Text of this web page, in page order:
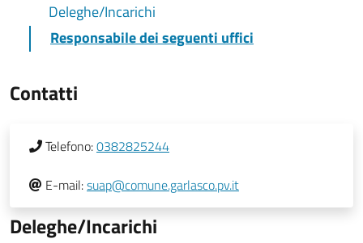
Deleghe/Incarichi
Responsabile dei seguenti uffici
Contatti
Telefono:0382825244
E-mail:suap@comune.garlasco.pv.it
Deleghe/Incarichi